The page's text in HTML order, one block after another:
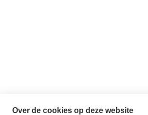
Over de cookies op deze website